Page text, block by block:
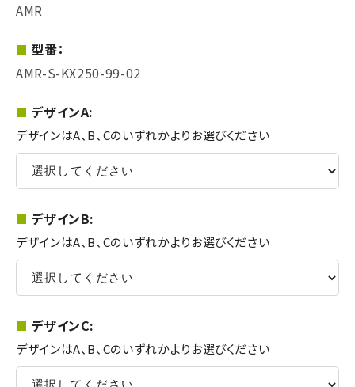
AMR
型番：
AMR-S-KX250-99-02
デザインA:
デザインはA、B、Cのいずれかよりお選びください
デザインB:
デザインはA、B、Cのいずれかよりお選びください
デザインC:
デザインはA、B、Cのいずれかよりお選びください